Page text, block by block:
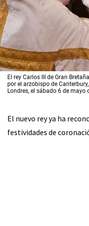
El rey Carlos III de Gran
por el arzobispo de
Londres, el sábado 6 de
El nuevo rey ya ha
festividades de